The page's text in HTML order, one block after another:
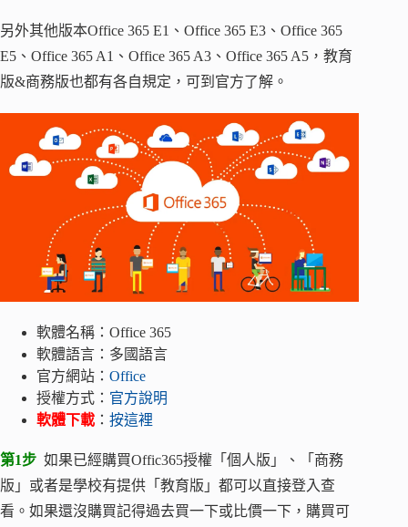
另外其他版本Office 365 E1、Office 365 E3、Office 365
E5、Office 365 A1、Office 365 A3、Office 365 A5，教育
版&商務版也都有各自規定，可到官方了解。
軟體名稱：Office 365
軟體語言：多國語言
官方網站： Office
授權方式： 官方說明
軟體下載 ： 按這裡
第1步 如果已經購買Offic365授權「個人版」、「商務
版」或者是學校有提供「教育版」都可以直接登入查
看。如果還沒購買記得過去買一下或比價一下，購買可